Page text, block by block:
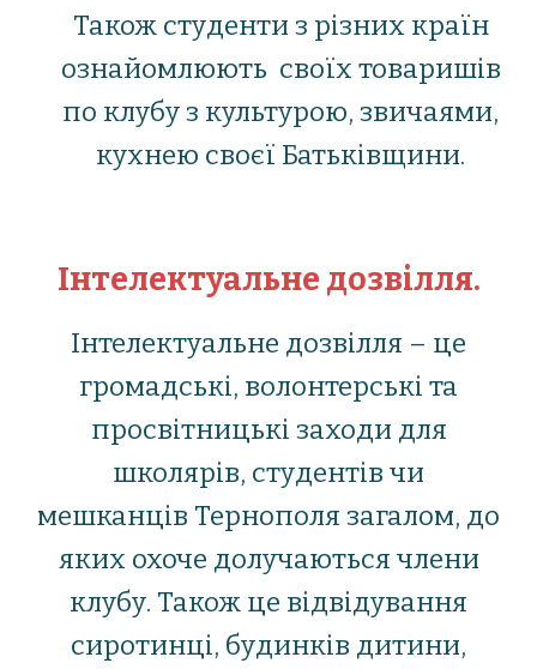
Також студенти з різних країн
ознайомлюють своїх товаришів
по клубу з культурою, звичаями,
кухнею своєї Батьківщини.
Інтелектуальне дозвілля.
Iнтелектуальне дозвілля – це
громадські, волонтерські та
просвітницькі заходи для
школярів, студентів чи
мешканців Тернополя загалом, до
яких охоче долучаються члени
клубу. Також це відвідування
сиротинці, будинків дитини,